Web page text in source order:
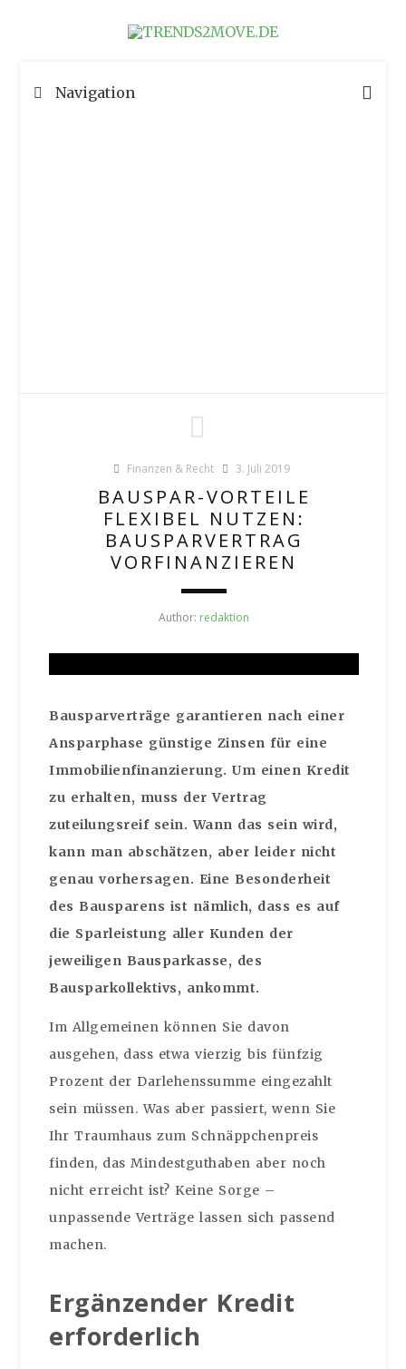
Navigation
Finanzen & Recht 3. Juli 2019
BAUSPAR-VORTEILE
FLEXIBEL NUTZEN:
BAUSPARVERTRAG
VORFINANZIEREN
Author: redaktion
Bausparverträge garantieren nach einer
Ansparphase günstige Zinsen für eine
Immobilienfinanzierung. Um einen Kredit
zu erhalten, muss der Vertrag
zuteilungsreif sein. Wann das sein wird,
kann man abschätzen, aber leider nicht
genau vorhersagen. Eine Besonderheit
des Bausparens ist nämlich, dass es auf
die Sparleistung aller Kunden der
jeweiligen Bausparkasse, des
Bausparkollektivs, ankommt.
Im Allgemeinen können Sie davon
ausgehen, dass etwa vierzig bis fünfzig
Prozent der Darlehenssumme eingezahlt
sein müssen. Was aber passiert, wenn Sie
Ihr Traumhaus zum Schnäppchenpreis
finden, das Mindestguthaben aber noch
nicht erreicht ist? Keine Sorge –
unpassende Verträge lassen sich passend
machen.
Ergänzender Kredit
erforderlich